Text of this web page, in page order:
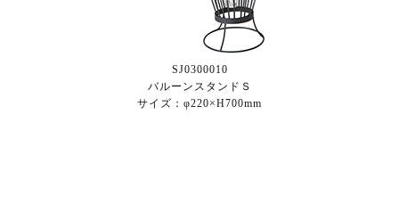
SJ0300010
バルーンスタンドＳ
サイズ：φ220×H700mm